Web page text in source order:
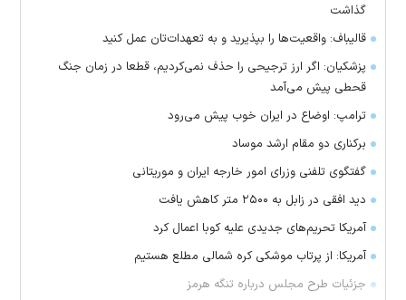
گذاشت
قالیباف: واقعیت‌ها را بپذیرید و به تعهدات‌تان عمل کنید
پزشکیان: اگر ارز ترجیحی را حذف نمی‌کردیم، قطعا در زمان جنگ
قحطی پیش می‌آمد
ترامپ: اوضاع در ایران خوب پیش می‌رود
برکناری دو مقام ارشد موساد
گفتگوی تلفنی وزرای امور خارجه ایران و موریتانی
دید افقی در زابل به ۲۵۰۰ متر کاهش یافت
آمریکا تحریم‌های جدیدی علیه کوبا اعمال کرد
آمریکا: از پرتاب موشکی کره شمالی مطلع هستیم
جزئیات طرح مجلس درباره تنگه هرمز